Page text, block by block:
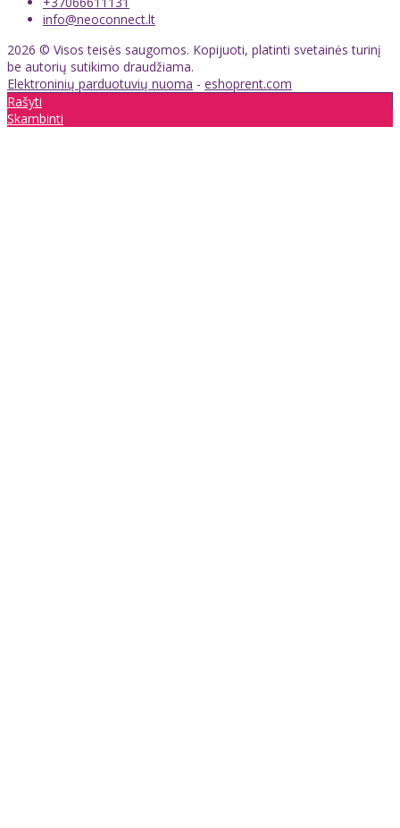
info@neoconnect.lt
2026 © Visos teisės saugomos. Kopijuoti, platinti svetainės turinį
be autorių sutikimo draudžiama.
Elektroninių parduotuvių nuoma - eshoprent.com
Rašyti
Skambinti